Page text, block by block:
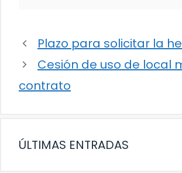
Plazo para solicitar la
Cesión de uso de local
contrato
ÚLTIMAS ENTRADAS